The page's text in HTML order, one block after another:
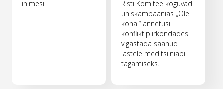
inimesi.
Risti Komitee koguvad
ühiskampaanias „Ole
kohal“ annetusi
konfliktipiirkondades
vigastada saanud
lastele meditsiiniabi
tagamiseks.